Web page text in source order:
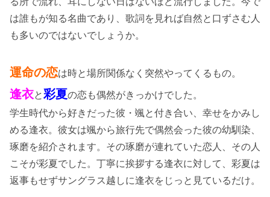
は誰もが知る名曲であり、歌詞を見れば自然と口ずさむ人
も多いのではないでしょうか。
運命の恋は時と場所関係なく突然やってくるもの。
逢衣と彩夏の恋も偶然がきっかけでした。
学生時代から好きだった彼・颯と付き合い、幸せをかみし
める逢衣。彼女は颯から旅行先で偶然会った彼の幼馴染、
琢磨を紹介されます。その琢磨が連れていた恋人、その人
こそが彩夏でした。丁寧に挨拶する逢衣に対して、彩夏は
返事もせずサングラス越しに逢衣をじっと見ているだけ。